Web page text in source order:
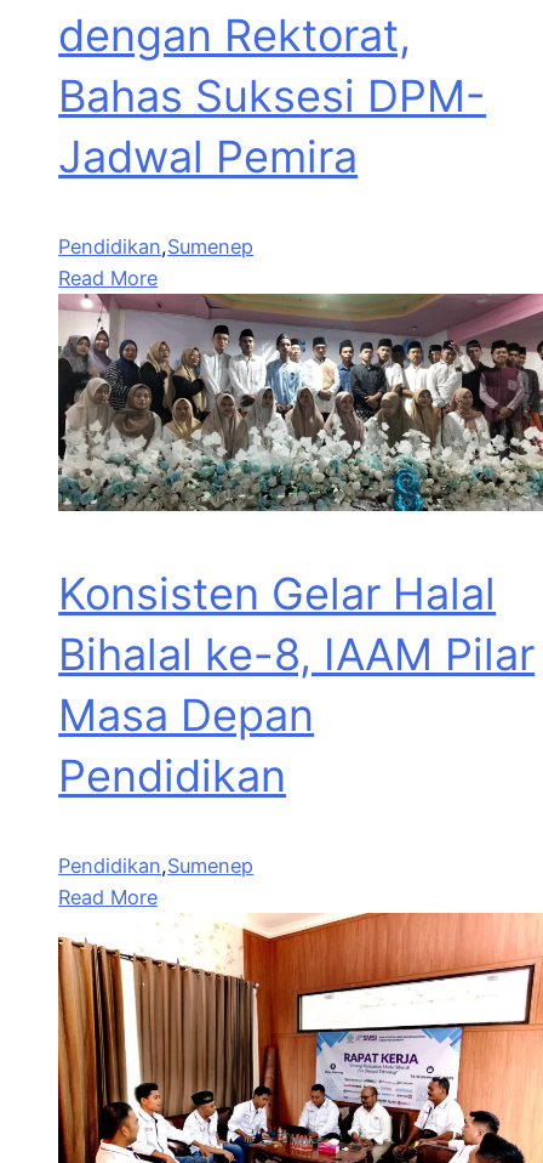
dengan Rektorat,
Bahas Suksesi DPM-
Jadwal Pemira
Pendidikan,Sumenep
Read More
Konsisten Gelar Halal
Bihalal ke-8, IAAM Pilar
Masa Depan
Pendidikan
Pendidikan,Sumenep
Read More